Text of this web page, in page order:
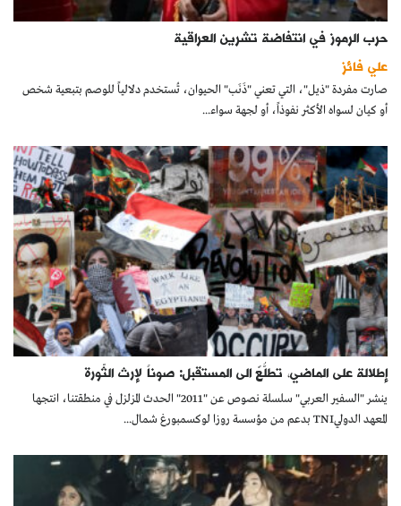
حرب الرموز في انتفاضة تشرين العراقية
علي فائز
صارت مفردة "ذيل"، التي تعني "ذَنَب" الحيوان، تُستخدم دلالياً للوصم بتبعية شخص
أو كيان لسواه الأكثر نفوذاً، أو لجهة سواء...
إطلالة على الماضي، تطلُّعٌ الى المستقبل: صوناً لإرث الثّورة
ينشر "السفير العربي" سلسلة نصوص عن "2011" الحدث المزلزل في منطقتنا، انتجها
المعهد الدوليTNI بدعم من مؤسسة روزا لوكسمبورغ شمال...